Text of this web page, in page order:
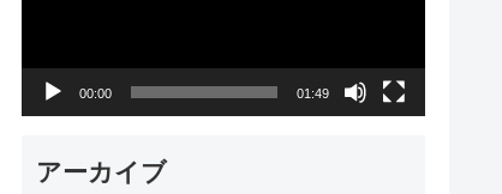
00:00 01:49
アーカイブ